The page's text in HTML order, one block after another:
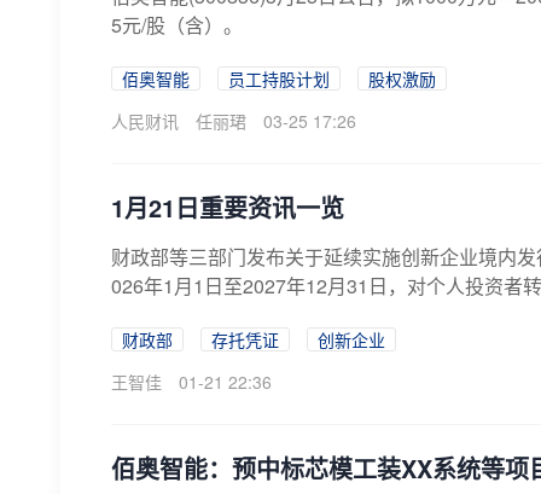
5元/股（含）。
佰奥智能 员工持股计划
股权激励
人民财讯
任丽珺 03-25 17:26
1月21日重要资讯一览
财政部等三部门发布关于延续实施创新企业境内
026年1月1日至2027年12月31日，对个人投资者
财政部 存托凭证
创新企业
王智佳
01-21 22:36
佰奥智能：预中标芯模工装XX系统等